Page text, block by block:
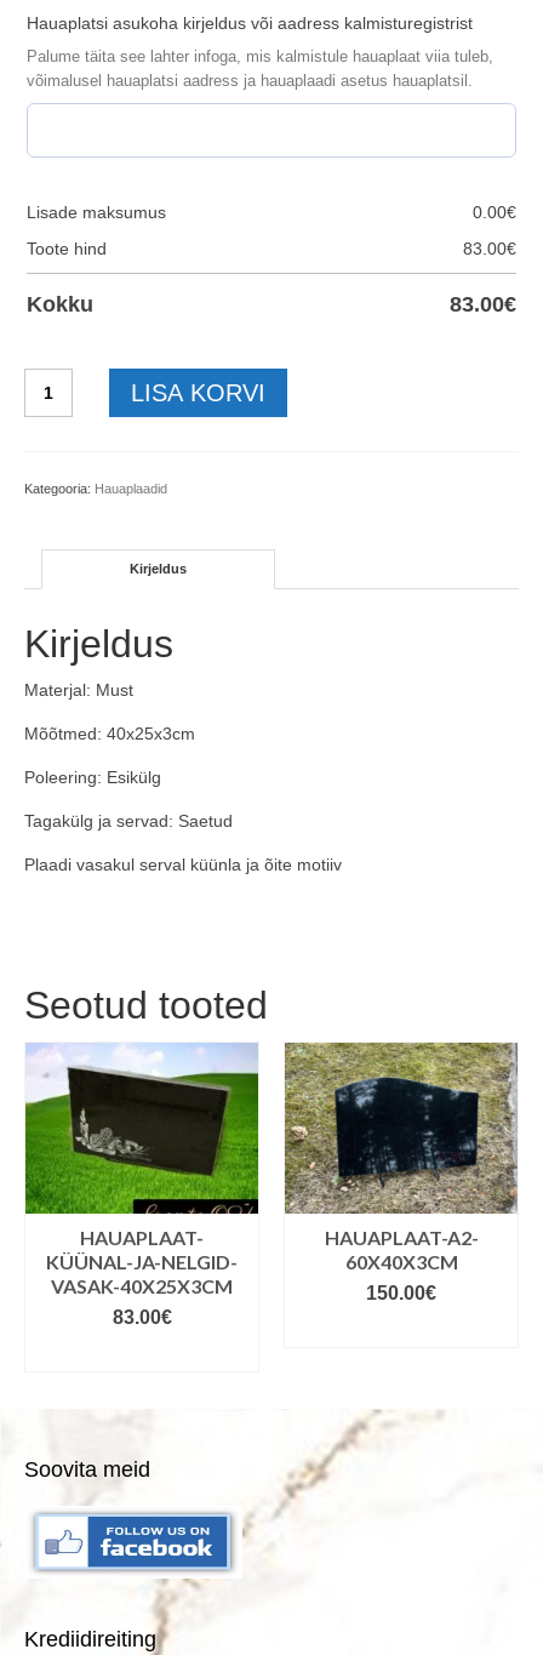
Hauaplatsi asukoha kirjeldus või aadress kalmisturegistrist
Palume täita see lahter infoga, mis kalmistule hauaplaat viia tuleb,
võimalusel hauaplatsi aadress ja hauaplaadi asetus hauaplatsil.
Lisade maksumus 0.00€
Toote hind
83.00€
Kokku 83.00€
küünal-
LISA KORVI
Kategooria: Hauaplaadid
Kirjeldus
Kirjeldus
Materjal: Must
Mõõtmed: 40x25x3cm
Poleering: Esikülg
Tagakülg ja servad: Saetud
Plaadi vasakul serval küünla ja õite motiiv
Seotud tooted
HAUAPLAAT-
KÜÜNAL-JA-NELGID-
VASAK-40X25X3CM
83.00€
HAUAPLAAT-A2-
60X40X3CM
150.00€
Soovita meid
Krediidireiting